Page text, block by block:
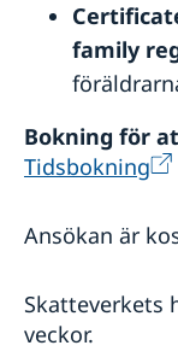
family
Bokning för
Tidsbokning
Ansökan är
Skatteverkets
veckor.